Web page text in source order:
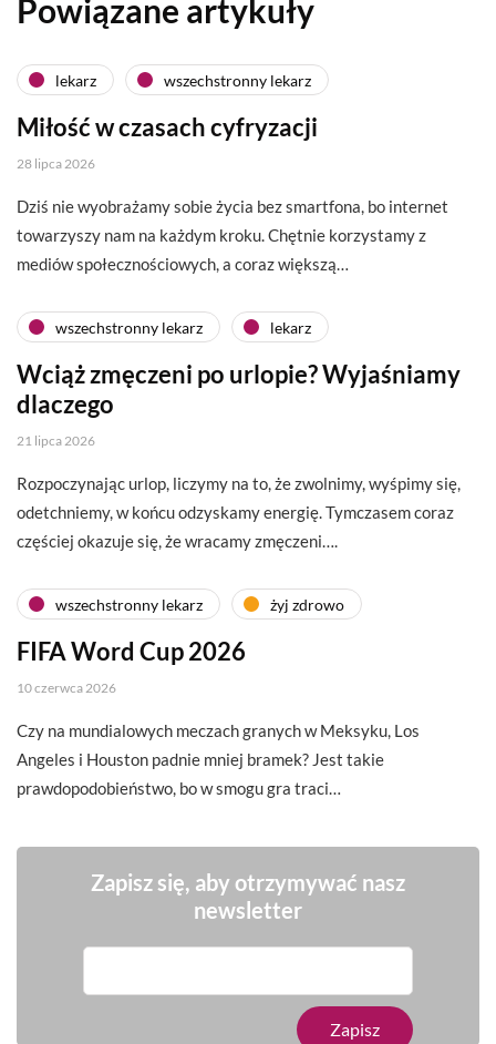
Powiązane artykuły
lekarz wszechstronny lekarz
Miłość w czasach cyfryzacji
28 lipca 2026
Dziś nie wyobrażamy sobie życia bez smartfona, bo internet
towarzyszy nam na każdym kroku. Chętnie korzystamy z
mediów społecznościowych, a coraz większą…
wszechstronny lekarz lekarz
Wciąż zmęczeni po urlopie? Wyjaśniamy
dlaczego
21 lipca 2026
Rozpoczynając urlop, liczymy na to, że zwolnimy, wyśpimy się,
odetchniemy, w końcu odzyskamy energię. Tymczasem coraz
częściej okazuje się, że wracamy zmęczeni….
wszechstronny lekarz żyj zdrowo
FIFA Word Cup 2026
10 czerwca 2026
Czy na mundialowych meczach granych w Meksyku, Los
Angeles i Houston padnie mniej bramek? Jest takie
prawdopodobieństwo, bo w smogu gra traci…
Zapisz się, aby otrzymywać nasz
newsletter